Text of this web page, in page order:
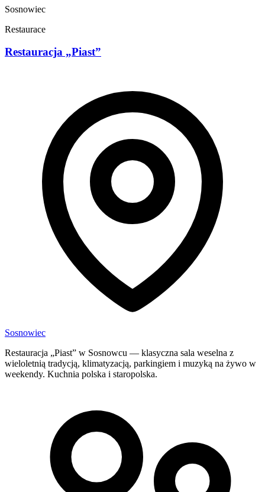
Sosnowiec
Restaurace
Restauracja „Piast”
Sosnowiec
Restauracja „Piast” w Sosnowcu — klasyczna sala weselna z
wieloletnią tradycją, klimatyzacją, parkingiem i muzyką na żywo w
weekendy. Kuchnia polska i staropolska.